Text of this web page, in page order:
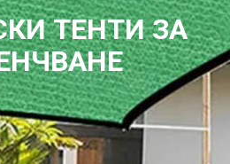
ТЕНТИ ЗА